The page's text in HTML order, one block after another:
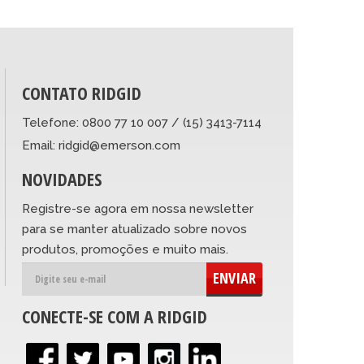
CONTATO RIDGID
Telefone: 0800 77 10 007 / (15) 3413-7114
Email: ridgid@emerson.com
NOVIDADES
Registre-se agora em nossa newsletter
para se manter atualizado sobre novos
produtos, promoções e muito mais.
ENVIAR
CONECTE-SE COM A RIDGID